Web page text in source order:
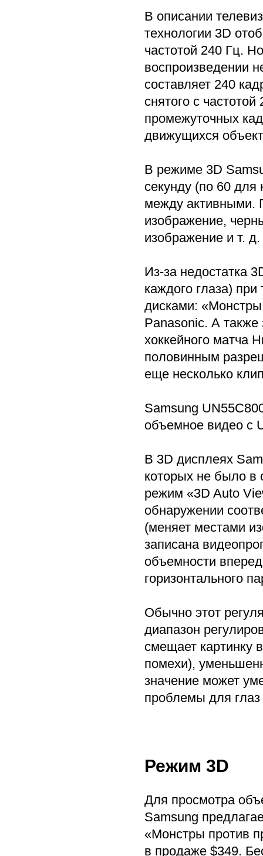
В описании
технологии 3D
частотой 240 Гц.
воспроизведении
составляет 240
снятого с
промежуточных
движущихся
В режиме 3D
секунду (по 60
между активными.
изображение,
изображение и т. д.
Из-за недостатка
каждого глаза)
дисками:
Panasonic. А также
хоккейного матча
половинным
еще несколько
Samsung
объемное видео с
В 3D дисплеях
которых не было в
режим «3D Auto
обнаружении
(меняет местами
записана
объемности
горизонтального
Обычно этот
диапазон
смещает картинку
помехи),
значение может
проблемы для глаз
Режим 3D
Для просмотра
Samsung
«Монстры против
в продаже $349.